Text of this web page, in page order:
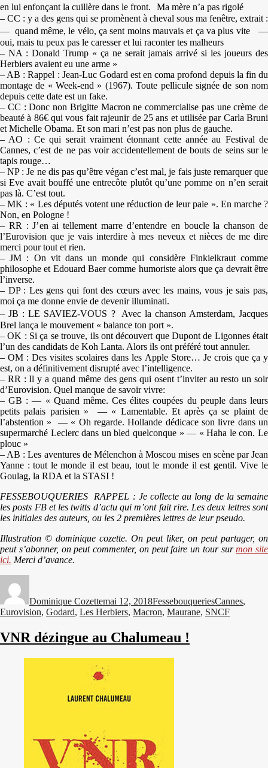
en lui enfonçant la cuillère dans le front. Ma mère n’a pas rigolé
– CC : y a des gens qui se promènent à cheval sous ma fenêtre, extrait :
— quand même, le vélo, ça sent moins mauvais et ça va plus vite —
oui, mais tu peux pas le caresser et lui raconter tes malheurs
– NA : Donald Trump « ça ne serait jamais arrivé si les joueurs des
Herbiers avaient eu une arme »
– AB : Rappel : Jean-Luc Godard est en coma profond depuis la fin du
montage de « Week-end » (1967). Toute pellicule signée de son nom
depuis cette date est un fake.
– CC : Donc non Brigitte Macron ne commercialise pas une crème de
beauté à 86€ qui vous fait rajeunir de 25 ans et utilisée par Carla Bruni
et Michelle Obama. Et son mari n’est pas non plus de gauche.
– AO : Ce qui serait vraiment étonnant cette année au Festival de
Cannes, c’est de ne pas voir accidentellement de bouts de seins sur le
tapis rouge…
– NP : Je ne dis pas qu’être végan c’est mal, je fais juste remarquer que
si Eve avait bouffé une entrecôte plutôt qu’une pomme on n’en serait
pas là. C’est tout.
– MK : « Les députés votent une réduction de leur paie ». En marche ?
Non, en Pologne !
– RR : J’en ai tellement marre d’entendre en boucle la chanson de
l’Eurovision que je vais interdire à mes neveux et nièces de me dire
merci pour tout et rien.
– JM : On vit dans un monde qui considère Finkielkraut comme
philosophe et Edouard Baer comme humoriste alors que ça devrait être
l’inverse.
– DP : Les gens qui font des cœurs avec les mains, vous je sais pas,
moi ça me donne envie de devenir illuminati.
– JB : LE SAVIEZ-VOUS ? Avec la chanson Amsterdam, Jacques
Brel lança le mouvement « balance ton port ».
– OK : Si ça se trouve, ils ont découvert que Dupont de Ligonnes était
l’un des candidats de Koh Lanta. Alors ils ont préféré tout annuler.
– OM : Des visites scolaires dans les Apple Store… Je crois que ça y
est, on a définitivement disrupté avec l’intelligence.
– RR : Il y a quand même des gens qui osent t’inviter au resto un soir
d’Eurovision. Quel manque de savoir vivre:
– GB : — « Quand même. Ces élites coupées du peuple dans leurs
petits palais parisien » — « Lamentable. Et après ça se plaint de
l’abstention » — « Oh regarde. Hollande dédicace son livre dans un
supermarché Leclerc dans un bled quelconque » — « Haha le con. Le
plouc »
– AB : Les aventures de Mélenchon à Moscou mises en scène par Jean
Yanne : tout le monde il est beau, tout le monde il est gentil. Vive le
Goulag, la RDA et la STASI !
FESSEBOUQUERIES RAPPEL : Je collecte au long de la semaine
les posts FB et les twitts d’actu qui m’ont fait rire. Les deux lettres sont
les initiales des auteurs, ou les 2 premières lettres de leur pseudo.
Illustration © dominique cozette. On peut liker, on peut partager, on
peut s’abonner, on peut commenter, on peut faire un tour surmon site
ici. Merci d’avance.
Dominique Cozettemai 12, 2018FessebouqueriesCannes,
Eurovision, Godard, Les Herbiers, Macron, Maurane, SNCF
VNR dézingue au Chalumeau !